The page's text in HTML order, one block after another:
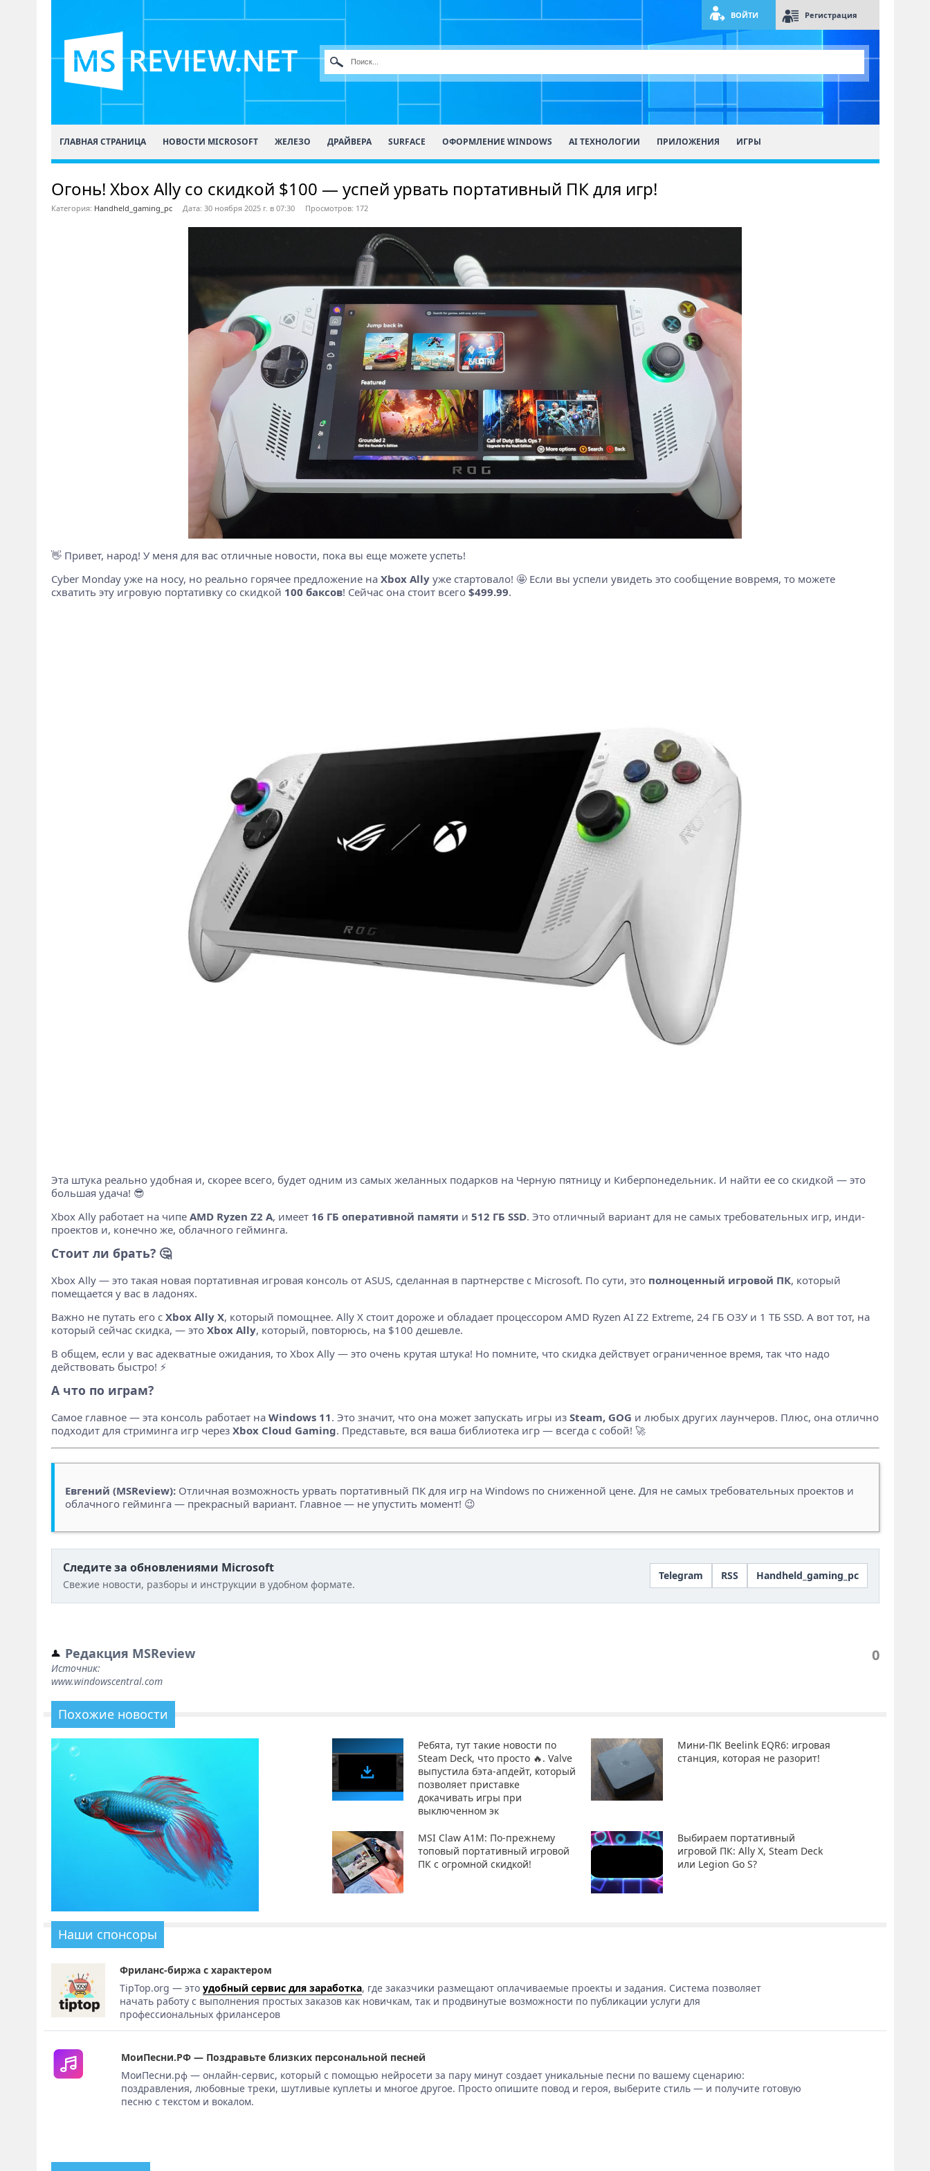
ВОЙТИ Регистрация
ГЛАВНАЯ СТРАНИЦА НОВОСТИ MICROSOFT ЖЕЛЕЗО ДРАЙВЕРА SURFACE ОФОРМЛЕНИЕ WINDOWS AI ТЕХНОЛОГИИ ПРИЛОЖЕНИЯ ИГРЫ
Огонь! Xbox Ally со скидкой $100 — успей урвать портативный ПК для игр!
Категория: Handheld_gaming_pc Дата: 30 ноября 2025 г. в 07:30 Просмотров: 172
👋 Привет, народ! У меня для вас отличные новости, пока вы еще можете успеть!
Cyber Monday уже на носу, но реально горячее предложение на Xbox Allyуже стартовало! 🤩 Если вы успели увидеть это сообщение вовремя, то можете
схватить эту игровую портативку со скидкой 100 баксов! Сейчас она стоит всего $499.99.
Эта штука реально удобная и, скорее всего, будет одним из самых желанных подарков на Черную пятницу и Киберпонедельник. И найти ее со скидкой — это
большая удача! 😎
Xbox Ally работает на чипе AMD Ryzen Z2 A, имеет 16 ГБ оперативной памяти и 512 ГБ SSD. Это отличный вариант для не самых требовательных игр, инди-
проектов и, конечно же, облачного гейминга.
Стоит ли брать? 🤔
Xbox Ally — это такая новая портативная игровая консоль от ASUS, сделанная в партнерстве с Microsoft. По сути, это полноценный игровой ПК, который
помещается у вас в ладонях.
Важно не путать его с Xbox Ally X, который помощнее. Ally X стоит дороже и обладает процессором AMD Ryzen AI Z2 Extreme, 24 ГБ ОЗУ и 1 ТБ SSD. А вот тот, на
который сейчас скидка, — это Xbox Ally, который, повторюсь, на $100 дешевле.
В общем, если у вас адекватные ожидания, то Xbox Ally — это очень крутая штука! Но помните, что скидка действует ограниченное время, так что надо
действовать быстро! ⚡️
А что по играм?
Самое главное — эта консоль работает на Windows 11. Это значит, что она может запускать игры из Steam, GOG и любых других лаунчеров. Плюс, она отлично
подходит для стриминга игр через Xbox Cloud Gaming. Представьте, вся ваша библиотека игр — всегда с собой! 🚀
Евгений (MSReview):Отличная возможность урвать портативный ПК для игр на Windows по сниженной цене. Для не самых требовательных проектов и
облачного гейминга — прекрасный вариант. Главное — не упустить момент! 😉
Следите за обновлениями Microsoft
Свежие новости, разборы и инструкции в удобном формате.
Telegram RSS Handheld_gaming_pc
Редакция MSReview
Источник:
www.windowscentral.com
0
Похожие новости
Ребята, тут такие новости по
Steam Deck, что просто 🔥. Valve
выпустила бэта-апдейт, который
позволяет приставке
докачивать игры при
выключенном эк
Мини-ПК Beelink EQR6: игровая
станция, которая не разорит!
MSI Claw A1M: По-прежнему
топовый портативный игровой
ПК с огромной скидкой!
Выбираем портативный
игровой ПК: Ally X, Steam Deck
или Legion Go S?
Наши спонсоры
Фриланс-биржа с характером
TipTop.org — этоудобный сервис для заработка, где заказчики размещают оплачиваемые проекты и задания. Система позволяет
начать работу с выполнения простых заказов как новичкам, так и продвинутые возможности по публикации услуги для
профессиональных фрилансеров
МоиПесни.РФ — Поздравьте близких персональной песней
МоиПесни.рф — онлайн-сервис, который с помощью нейросети за пару минут создает уникальные песни по вашему сценарию:
поздравления, любовные треки, шутливые куплеты и многое другое. Просто опишите повод и героя, выберите стиль — и получите готовую
песню с текстом и вокалом.